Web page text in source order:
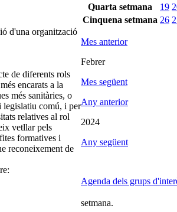
d'una organització
de diferents rols
encarats a la
més sanitàries, o
legislatiu comú, i per
relatives al rol
vetllar pels
formatives i
reconeixement de
Quarta setmana
19
Cinquena setmana 26
Mes anterior
Febrer
Mes següent
Any anterior
2024
Any següent
Agenda dels grups
setmana.